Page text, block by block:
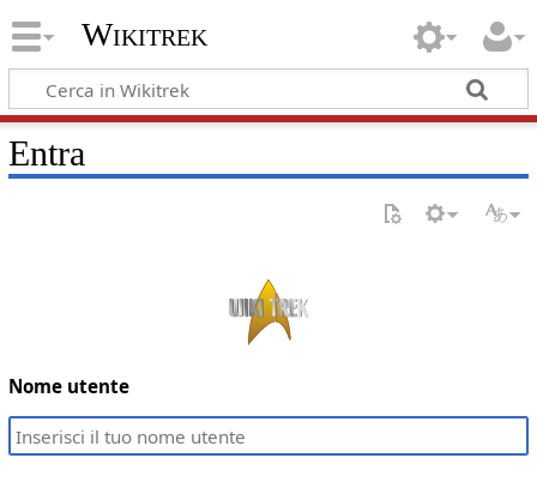
Wikitrek
Entra
Nome utente